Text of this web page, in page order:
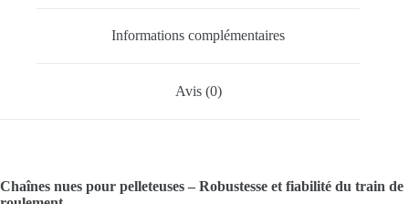
Informations complémentaires
Avis (0)
Chaînes nues pour pelleteuses – Robustesse et fiabilité du train de